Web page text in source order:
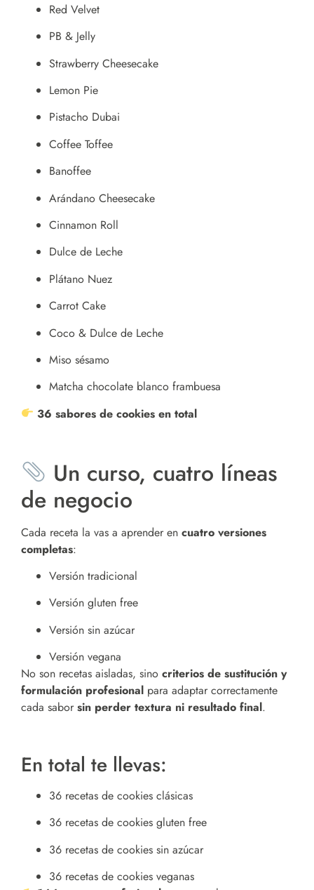
Red Velvet
PB & Jelly
Strawberry Cheesecake
Lemon Pie
Pistacho Dubai
Coffee Toffee
Banoffee
Arándano Cheesecake
Cinnamon Roll
Dulce de Leche
Plátano Nuez
Carrot Cake
Coco & Dulce de Leche
Miso sésamo
Matcha chocolate blanco frambuesa
36 sabores de cookies en total
Un curso, cuatro líneas
de negocio
Cada receta la vas a aprender en cuatro versiones
completas:
Versión tradicional
Versión gluten free
Versión sin azúcar
Versión vegana
No son recetas aisladas, sino criterios de sustitución y
formulación profesional para adaptar correctamente
cada sabor sin perder textura ni resultado final.
En total te llevas:
36 recetas de cookies clásicas
36 recetas de cookies gluten free
36 recetas de cookies sin azúcar
36 recetas de cookies veganas